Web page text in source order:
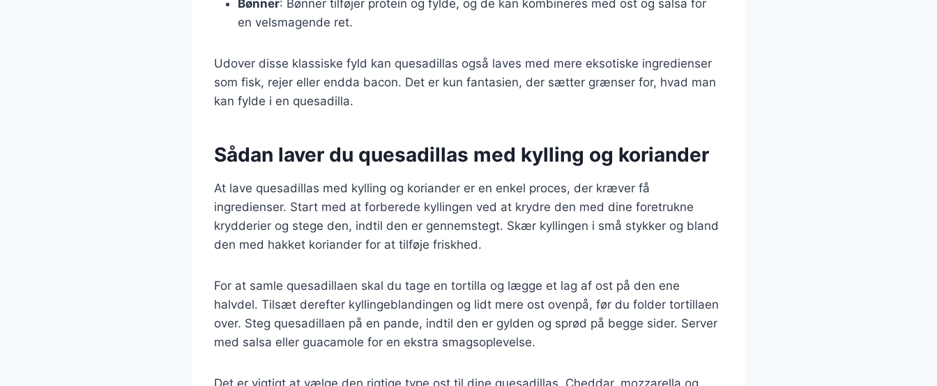
Bønner: Bønner tilføjer protein og fylde, og de kan kombineres med ost og salsa for
en velsmagende ret.
Udover disse klassiske fyld kan quesadillas også laves med mere eksotiske ingredienser
som fisk, rejer eller endda bacon. Det er kun fantasien, der sætter grænser for, hvad man
kan fylde i en quesadilla.
Sådan laver du quesadillas med kylling og koriander
At lave quesadillas med kylling og koriander er en enkel proces, der kræver få
ingredienser. Start med at forberede kyllingen ved at krydre den med dine foretrukne
krydderier og stege den, indtil den er gennemstegt. Skær kyllingen i små stykker og bland
den med hakket koriander for at tilføje friskhed.
For at samle quesadillaen skal du tage en tortilla og lægge et lag af ost på den ene
halvdel. Tilsæt derefter kyllingeblandingen og lidt mere ost ovenpå, før du folder tortillaen
over. Steg quesadillaen på en pande, indtil den er gylden og sprød på begge sider. Server
med salsa eller guacamole for en ekstra smagsoplevelse.
Det er vigtigt at vælge den rigtige type ost til dine quesadillas. Cheddar, mozzarella og